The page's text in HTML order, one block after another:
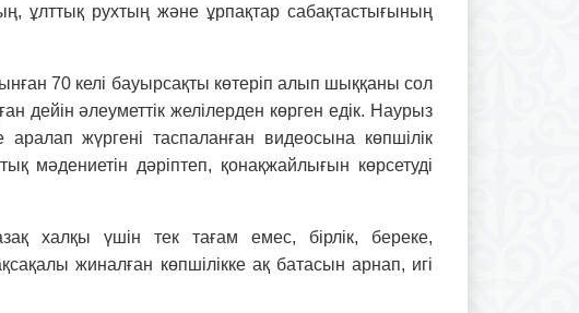
ұлт­тық рухтың және ұрпақ­тар сабақ­тас­тығының
70 келі бауырсақты көтеріп алып шыққаны сол
дейін әлеуметтік желілерден көрген едік. Наурыз
жүргені таспаланған видеосына көпшілік
мәдениетін дәріптеп, қонақжайлығын көрсетуді
халқы үшін тек тағам емес, бірлік, береке,
жиналған көпшілікке ақ батасын арнап, игі